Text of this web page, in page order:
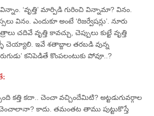
విన్నాం. ‘వృత్తి’ మార్పిడి గురించి విన్నామా? వినం.
వినం. ఎందుకూ అంటే ‘రిజర్వేషన్లు’. నూరు
చదివే వృత్తి కావచ్చు, చెప్పులు కుట్టే వృత్తి
చెయ్యాలి. ఇవే శతాబ్దాల తరబడి వున్న
కనిపెడితే కొంపలంటుకు పోవూ..?
కత్తి కదా.. చెంచా వచ్చిందేమిటి? అట్టడుగువర్గాల
కాదు. తమంతట తాము పుట్టుకొస్తే